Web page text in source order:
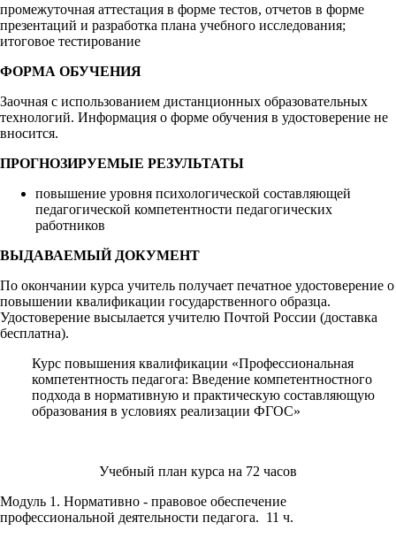
промежуточная аттестация в форме тестов, отчетов в форме
презентаций и разработка плана учебного исследования;
итоговое тестирование
ФОРМА ОБУЧЕНИЯ
Заочная с использованием дистанционных образовательных
технологий. Информация о форме обучения в удостоверение не
вносится.
ПРОГНОЗИРУЕМЫЕ РЕЗУЛЬТАТЫ
повышение уровня психологической составляющей
педагогической компетентности педагогических
работников
ВЫДАВАЕМЫЙ ДОКУМЕНТ
По окончании курса учитель получает печатное удостоверение о
повышении квалификации государственного образца.
Удостоверение высылается учителю Почтой России (доставка
бесплатна).
Курс повышения квалификации «Профессиональная
компетентность педагога: Введение компетентностного
подхода в нормативную и практическую составляющую
образования в условиях реализации ФГОС»
Учебный план курса на 72 часов
Модуль 1. Нормативно - правовое обеспечение
профессиональной деятельности педагога. 11 ч.